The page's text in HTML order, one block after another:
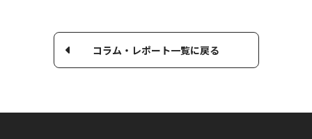
コラム・レポート一覧に戻る